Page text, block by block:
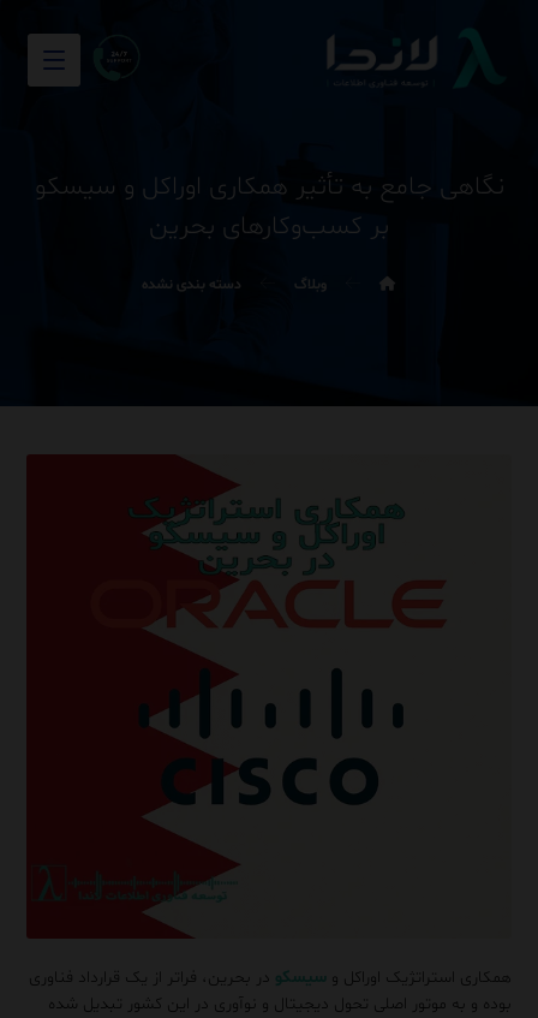
نگاهی جامع به تأثیر همکاری اوراکل و سیسکو
بر کسب‌وکارهای بحرین
وبلاگ دسته بندی نشده
همکاری استراتژیک اوراکل و سیسکو در بحرین، فراتر از یک قرارداد فناوری
بوده و به موتور اصلی تحول دیجیتال و نوآوری در این کشور تبدیل شده